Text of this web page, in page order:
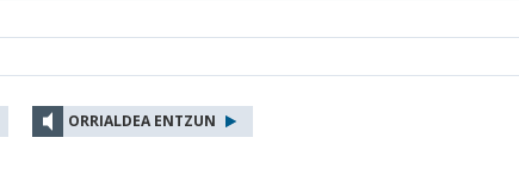
ORRIALDEA ENTZUN